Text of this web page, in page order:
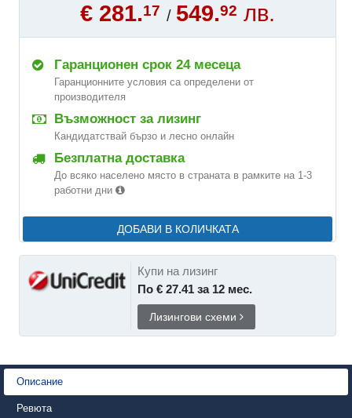
€ 281.17 / 549.92 лв.
Гаранционен срок 24 месеца
Гаранционните условия са определени от
производителя
Възможност за лизинг
Кандидатствай бързо и лесно онлайн
Безплатна доставка
До всяко населено място в страната в рамките на 1-3
работни дни
ДОБАВИ В КОЛИЧКАТА
Купи на лизинг
По € 27.41 за 12 мес.
Лизингови схеми
Описание
Ревюта